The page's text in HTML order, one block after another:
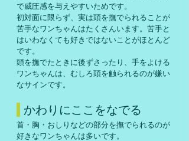
で威圧感を与えやすいためです。
初対面に限らず、実は頭を撫でられることが
苦手なワンちゃんはたくさんいます。苦手と
はいわなくても好きではないことがほとんど
です。
頭を撫でたときに後ずさったり、手をよける
ワンちゃんは、むしろ頭を触られるのが嫌い
なサインです。
かわりにここをなでる
首・胸・おしりなどの部分を撫でられるのが
好きなワンちゃんは多いです。